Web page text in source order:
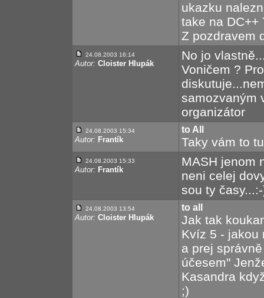
ukazku
take na DC++
Z pozdravem
24.08.2003 16:14
Autor: Cloister Hlupák
No jo
Voničem ?
samozvaným
organizátor
24.08.2003 15:34
Autor: Frantík
to All
Taky vám to
24.08.2003 15:33
Autor: Frantík
MASH jenom
neni celej
sou ty
24.08.2003 13:54
Autor: Cloister Hlupák
to all
Jak tak
Kvíz 5 - jakou
a prej
účesem"
Kasandra
;)